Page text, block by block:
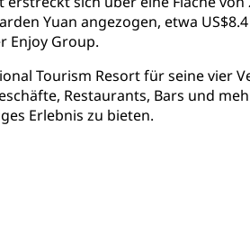
Yuan angezogen, etwa
Enjoy Group.
Tourism Resort für seine vier
Restaurants, Bars und
Erlebnis zu bieten.